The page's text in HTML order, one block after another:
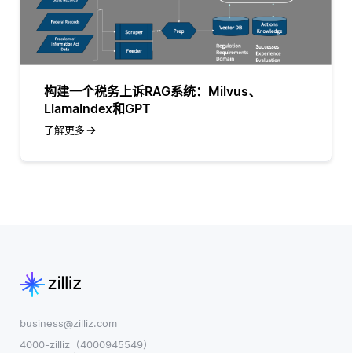
构建一个税务上诉RAG系统：Milvus、
LlamaIndex和GPT
了解更多
business@zilliz.com
4000-zilliz（4000945549）